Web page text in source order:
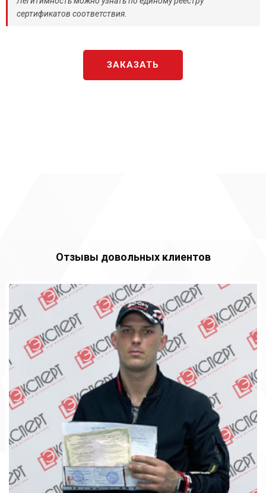
сертификатов соответствия.
ЗАКАЗАТЬ
Отзывы довольных клиентов